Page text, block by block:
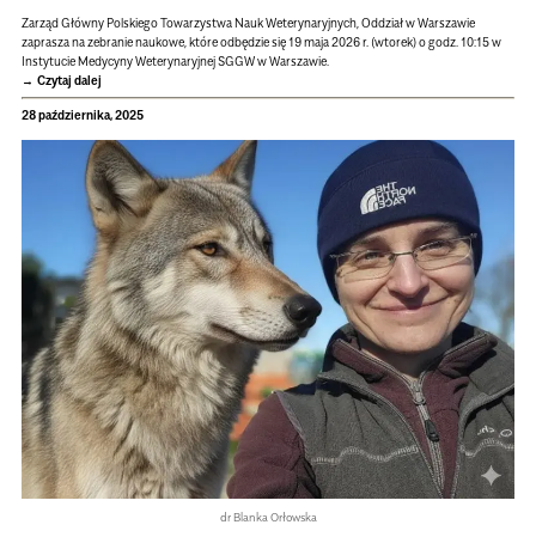
Zarząd Główny Polskiego Towarzystwa Nauk Weterynaryjnych, Oddział w Warszawie
zaprasza na zebranie naukowe, które odbędzie się 19 maja 2026 r. (wtorek) o godz. 10:15 w
Instytucie Medycyny Weterynaryjnej SGGW w Warszawie.
Czytaj dalej
28 października, 2025
dr Blanka Orłowska